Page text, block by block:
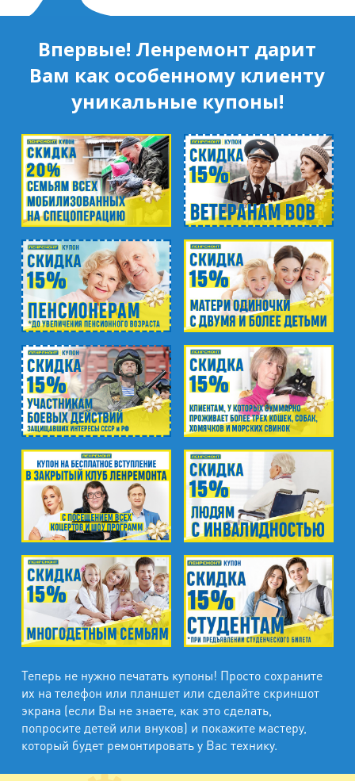
Впервые! Ленремонт дарит
Вам как особенному клиенту
уникальные купоны!
Теперь не нужно печатать купоны! Просто сохраните
их на телефон или планшет или сделайте скриншот
экрана (если Вы не знаете, как это сделать,
попросите детей или внуков) и покажите мастеру,
который будет ремонтировать у Вас технику.